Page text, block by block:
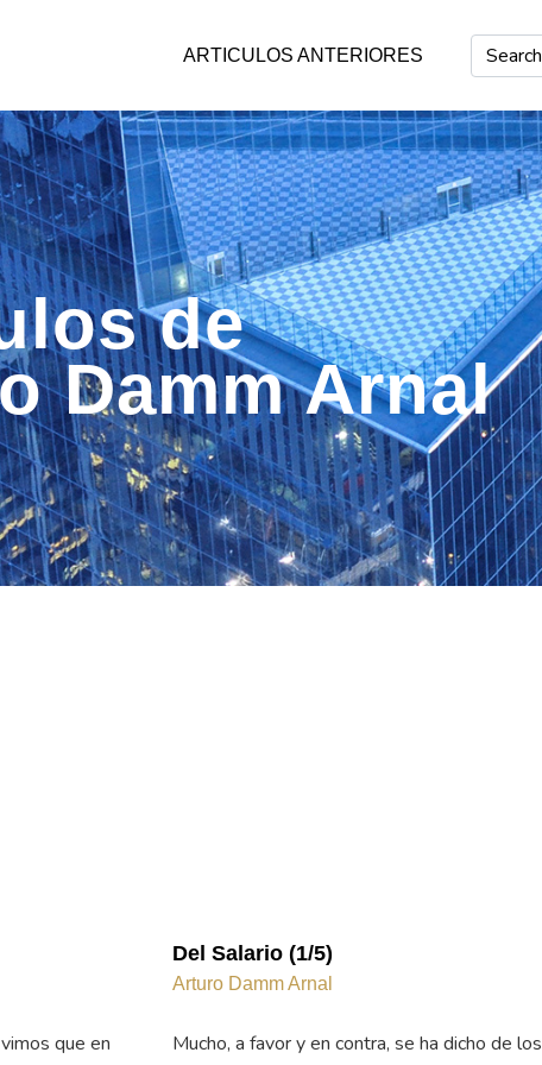
ARTICULOS ANTERIORES
de
Damm Arnal
que en
Del Salario (1/5)
Arturo Damm Arnal
Mucho, a favor y en contra, se ha dicho de los